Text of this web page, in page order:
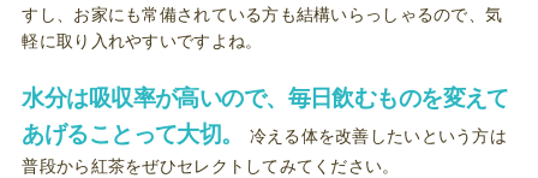
すし、お家にも常備されている方も結構いらっしゃるので、気
軽に取り入れやすいですよね。
水分は吸収率が高いので、毎日飲むものを変えて
あげることって大切。
冷える体を改善したいという方は
普段から紅茶をぜひセレクトしてみてください。